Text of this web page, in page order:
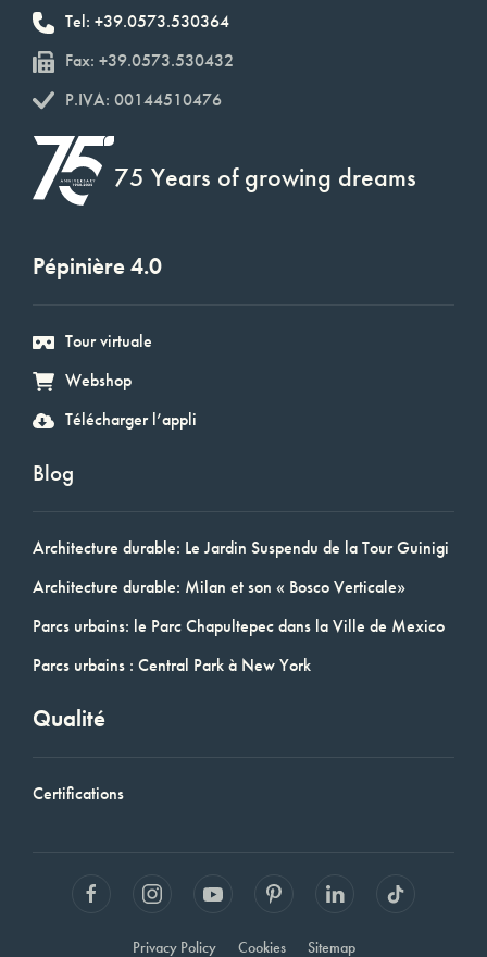
Tel: +39.0573.530364
Fax: +39.0573.530432
P.IVA: 00144510476
75 Years of growing dreams
Pépinière 4.0
Tour virtuale
Webshop
Télécharger l’appli
Blog
Architecture durable: Le Jardin Suspendu de la Tour Guinigi
Architecture durable: Milan et son « Bosco Verticale»
Parcs urbains: le Parc Chapultepec dans la Ville de Mexico
Parcs urbains : Central Park à New York
Qualité
Certifications
Privacy Policy Cookies Sitemap